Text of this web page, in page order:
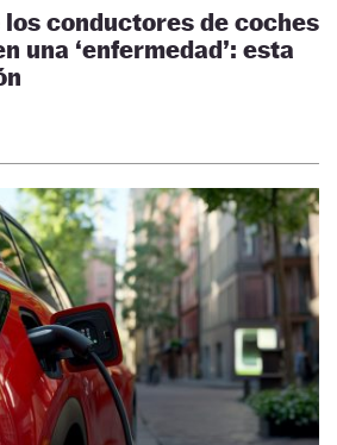
los conductores de coches
una ‘enfermedad’: esta